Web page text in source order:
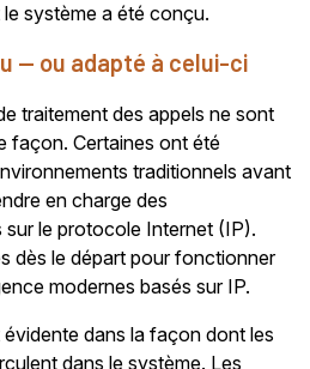
le système a été conçu.
— ou adapté à celui-ci
traitement des appels ne sont
façon. Certaines ont été
traditionnels avant
en charge des
le protocole Internet (IP).
dès le départ pour fonctionner
modernes basés sur IP.
dans la façon dont les
dans le système. Les